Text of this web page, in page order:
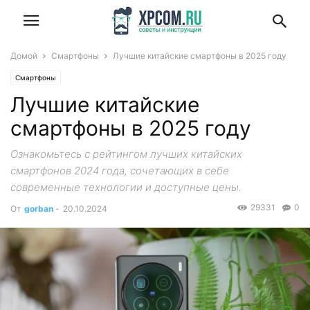
Домой Смартфоны Лучшие китайские смартфоны в 2025 году
Смартфоны
Лучшие китайские
смартфоны в 2025 году
Ознакомьтесь с рейтингом лучших китайских
смартфонов 2024 года, сочетающих в себе
современные технологии и доступные цены.
От gorban - 20.10.2024 0
29331